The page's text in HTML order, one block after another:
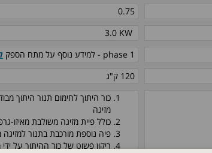
0.75
3.0 KW
phase 1 - למידע נוסף על מתח הספק
120 ק"ג
כור היתוך לחימום תנור היתוך
מזיגה
כולל פיית מזיגה משולבת מאיזו-
פיה נוספת מורכבת בתנור למזיגה
ריקון פשוט של כור ההיתוך על